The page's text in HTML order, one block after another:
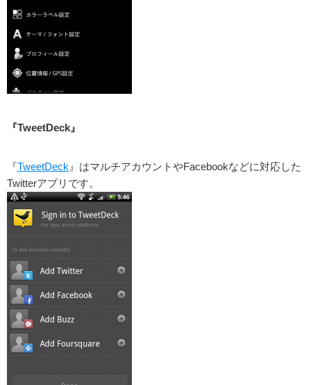
『TweetDeck』
『TweetDeck』はマルチアカウントやFacebookなどに対応した
Twitterアプリです。